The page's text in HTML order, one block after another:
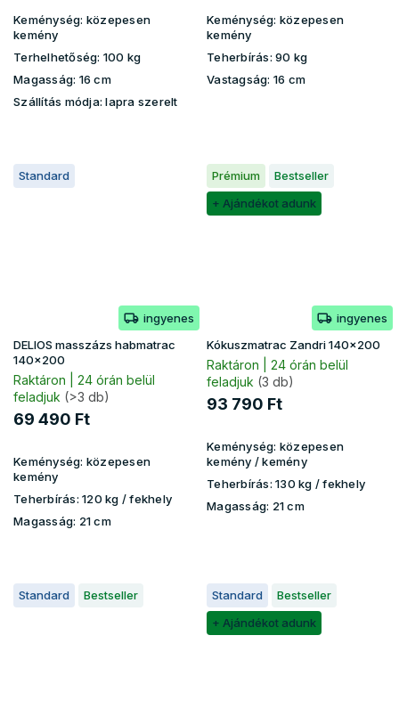
Keménység: közepesen
kemény
Terhelhetőség: 100 kg
Magasság: 16 cm
Szállítás módja: lapra szerelt
Keménység: közepesen
kemény
Teherbírás: 90 kg
Vastagság: 16 cm
Standard
ingyenes
DELIOS masszázs habmatrac
140x200
Raktáron | 24 órán belül
feladjuk (>3 db)
69 490 Ft
Keménység: közepesen
kemény
Teherbírás: 120 kg / fekhely
Magasság: 21 cm
Prémium
Bestseller
+ Ajándékot adunk
ingyenes
Kókuszmatrac Zandri 140x200
Raktáron | 24 órán belül
feladjuk (3 db)
93 790 Ft
Keménység: közepesen
kemény / kemény
Teherbírás: 130 kg​​​​ / fekhely
Magasság: 21 cm
Standard Bestseller Standard
Bestseller
+ Ajándékot adunk